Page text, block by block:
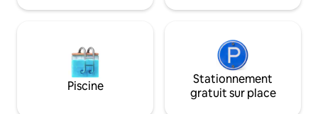
Piscine
Stationnement
gratuit sur place